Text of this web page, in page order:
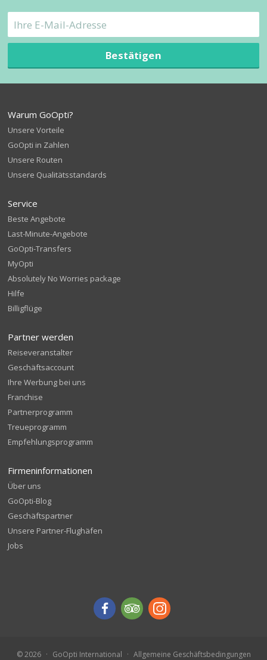
Bestätigen
Warum GoOpti?
Unsere Vorteile
GoOpti in Zahlen
Unsere Routen
Unsere Qualitätsstandards
Service
Beste Angebote
Last-Minute-Angebote
GoOpti-Transfers
MyOpti
Absolutely No Worries package
Hilfe
Billigflüge
Partner werden
Reiseveranstalter
Geschäftsaccount
Ihre Werbung bei uns
Franchise
Partnerprogramm
Treueprogramm
Empfehlungsprogramm
Firmeninformationen
Über uns
GoOpti-Blog
Geschäftspartner
Unsere Partner-Flughäfen
Jobs
© 2026 GoOpti International Allgemeine Geschäftsbedingungen